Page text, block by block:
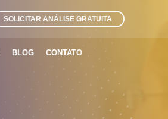
SOLICITAR ANÁLISE GRATUITA
BLOG CONTATO